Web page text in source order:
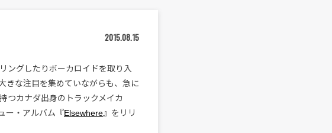
2015.08.15
ングしたりボーカロイドを取り入
きな注目を集めていながらも、急に
つカナダ出身のトラックメイカ
ー・アルバム『Elsewhere』をリリ